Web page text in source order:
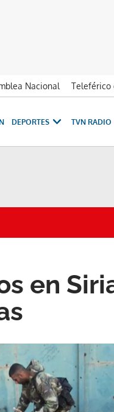
Nacional Teleférico
DEPORTES TVN RADIO
en